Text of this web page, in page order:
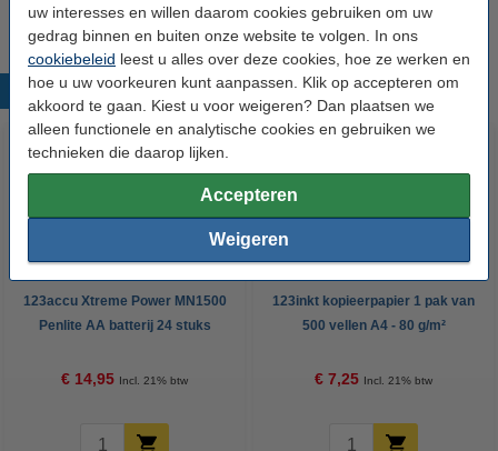
uw interesses en willen daarom cookies gebruiken om uw
gedrag binnen en buiten onze website te volgen. In ons
cookiebeleid leest u alles over deze cookies, hoe ze werken en
hoe u uw voorkeuren kunt aanpassen. Klik op accepteren om
akkoord te gaan. Kiest u voor weigeren? Dan plaatsen we
alleen functionele en analytische cookies en gebruiken we
technieken die daarop lijken.
Accepteren
Weigeren
Niet meer in productie, dus niet meer leverbaar.
Populaire producten
123accu Xtreme Power MN1500
Penlite AA batterij 24 stuks
€ 14,95 Incl. 21% btw
123inkt kopieerpapier 1 pak van
500 vellen A4 - 80 g/m²
€ 7,25 Incl. 21% btw